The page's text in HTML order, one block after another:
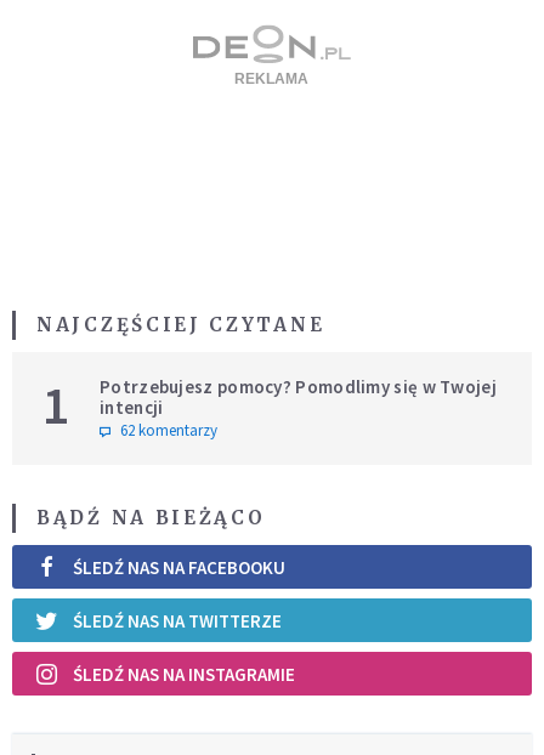
NAJCZĘŚCIEJ CZYTANE
1
Potrzebujesz pomocy? Pomodlimy się w Twojej
intencji
62 komentarzy
BĄDŹ NA BIEŻĄCO
ŚLEDŹ NAS NA FACEBOOKU
ŚLEDŹ NAS NA TWITTERZE
ŚLEDŹ NAS NA INSTAGRAMIE